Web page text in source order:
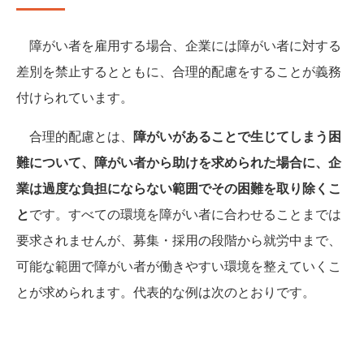
障がい者を雇用する場合、企業には障がい者に対する
差別を禁止するとともに、合理的配慮をすることが義務
付けられています。
合理的配慮とは、 障がいがあることで生じてしまう困
難について、障がい者から助けを求められた場合に、企
業は過度な負担にならない範囲でその困難を取り除くこ
とです。すべての環境を障がい者に合わせることまでは
要求されませんが、募集・採用の段階から就労中まで、
可能な範囲で障がい者が働きやすい環境を整えていくこ
とが求められます。代表的な例は次のとおりです。